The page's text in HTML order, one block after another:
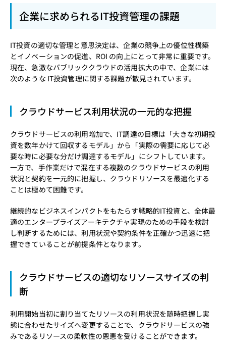
企業に求められるIT投資管理の課題
IT投資の適切な管理と意思決定は、企業の競争上の優位性構築
とイノベーションの促進、ROI の向上にとって非常に重要です。
現在、急激なパブリッククラウドの活用拡大の中で、企業には
次のような IT投資管理に関する課題が散見されています。
クラウドサービス利用状況の一元的な把握
クラウドサービスの利用増加で、IT調達の目標は「大きな初期投
資を数年かけて回収するモデル」から「実際の需要に応じて必
要な時に必要な分だけ調達するモデル」にシフトしています。
一方で、手作業だけで混在する複数のクラウドサービスの利用
状況と契約を一元的に把握し、クラウドリソースを最適化する
ことは極めて困難です。
継続的なビジネスインパクトをもたらす戦略的IT投資と、全体最
適のエンタープライズアーキテクチャ実現のための手段を検討
し判断するためには、利用状況や契約条件を正確かつ迅速に把
握できていることが前提条件となります。
クラウドサービスの適切なリソースサイズの判
断
利用開始当初に割り当てたリソースの利用状況を随時把握し実
態に合わせたサイズへ変更することで、クラウドサービスの強
みであるリソースの柔軟性の恩恵を受けることができます。